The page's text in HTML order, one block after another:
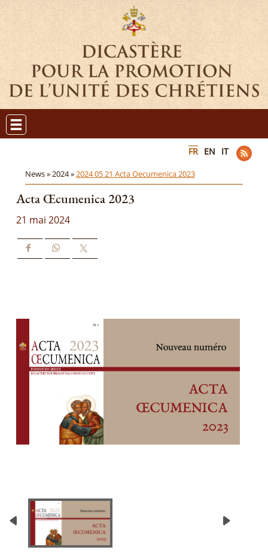
FR EN IT
News »2024 »2024 05 21 Acta Oecumenica 2023
Acta Œcumenica 2023
21 mai 2024